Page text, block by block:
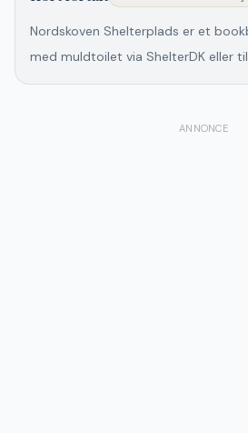
Nordskoven Shelterplads er et
med muldtoilet via ShelterDK eller
ANNONCE